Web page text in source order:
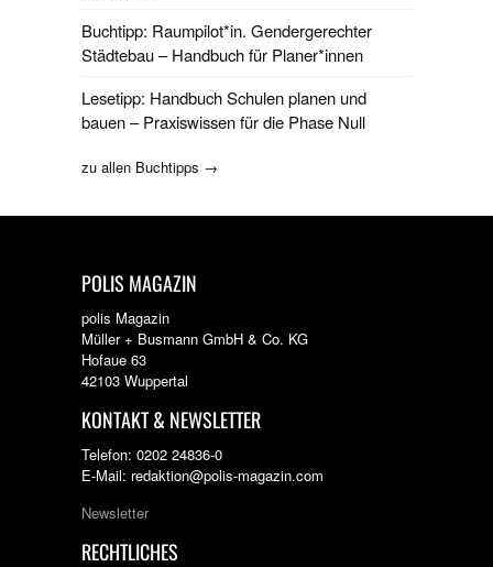
Buchtipp: Raumpilot*in. Gendergerechter
Städtebau – Handbuch für Planer*innen
Lesetipp: Handbuch Schulen planen und
bauen – Praxiswissen für die Phase Null
zu allen Buchtipps →
POLIS MAGAZIN
polis Magazin
Müller + Busmann GmbH & Co. KG
Hofaue 63
42103 Wuppertal
KONTAKT & NEWSLETTER
Telefon: 0202 24836-0
E-Mail: redaktion@polis-magazin.com
Newsletter
RECHTLICHES